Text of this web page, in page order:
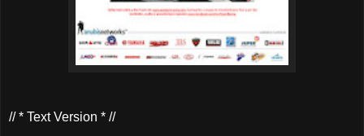
// * Text Version * //